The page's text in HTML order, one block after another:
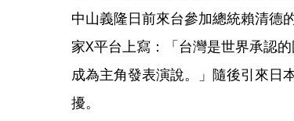
中山義隆日前來台參加總統賴清德
家X平台上寫：「台灣是世界承認
成為主角發表演說。」隨後引來日
擾。